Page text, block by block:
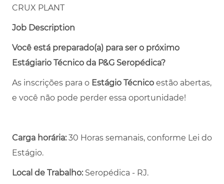
CRUX PLANT
Job Description
Você está preparado(a) para ser o próximo
Estágiario Técnico da P&G Seropédica?
As inscrições para o Estágio Técnico estão abertas,
e você não pode perder essa oportunidade!
Carga horária:30 Horas semanais, conforme Lei do
Estágio.
Local de Trabalho: Seropédica - RJ.